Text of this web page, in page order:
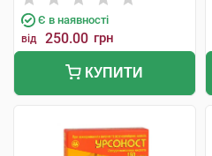
Є в наявності
від 250.00 грн
КУПИТИ